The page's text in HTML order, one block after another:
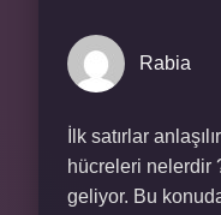
Rabia
İlk satırlar
hücreleri nelerdir
geliyor. Bu